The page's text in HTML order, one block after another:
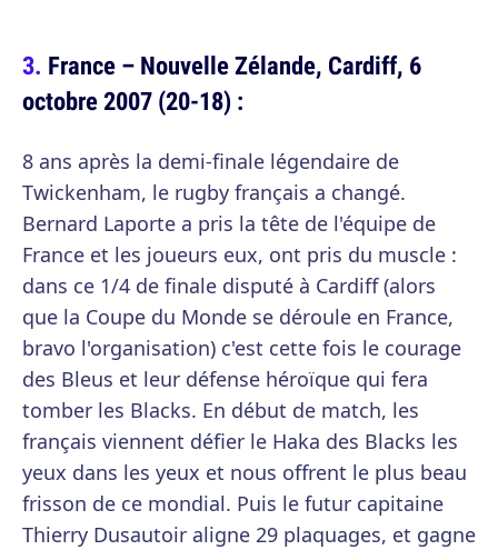
France – Nouvelle Zélande, Cardiff, 6
octobre 2007 (20-18) :
8 ans après la demi-finale légendaire de
Twickenham, le rugby français a changé.
Bernard Laporte a pris la tête de l'équipe de
France et les joueurs eux, ont pris du muscle :
dans ce 1/4 de finale disputé à Cardiff (alors
que la Coupe du Monde se déroule en France,
bravo l'organisation) c'est cette fois le courage
des Bleus et leur défense héroïque qui fera
tomber les Blacks. En début de match, les
français viennent défier le Haka des Blacks les
yeux dans les yeux et nous offrent le plus beau
frisson de ce mondial. Puis le futur capitaine
Thierry Dusautoir aligne 29 plaquages, et gagne